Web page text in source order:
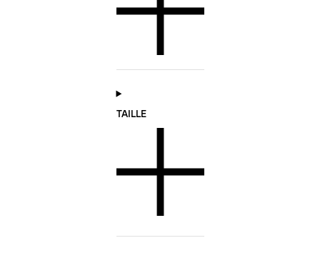
TAILLE